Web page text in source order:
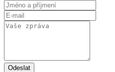
Odeslat